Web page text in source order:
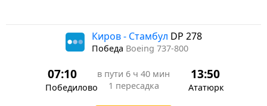
Киров - Стамбул DP 278
Победа Boeing 737-800
07:10
Победилово
в пути 6 ч 40 мин
1 пересадка
13:50
Ататюрк